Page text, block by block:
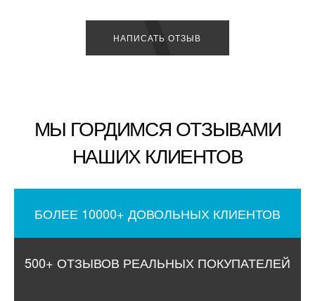
НАПИСАТЬ ОТЗЫВ
МЫ ГОРДИМСЯ ОТЗЫВАМИ
НАШИХ КЛИЕНТОВ
БОЛЕЕ 10000+ ДОВОЛЬНЫХ КЛИЕНТОВ
500+ ОТЗЫВОВ РЕАЛЬНЫХ ПОКУПАТЕЛЕЙ